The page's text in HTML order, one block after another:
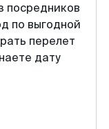
посредников
по выгодной
перелет
дату